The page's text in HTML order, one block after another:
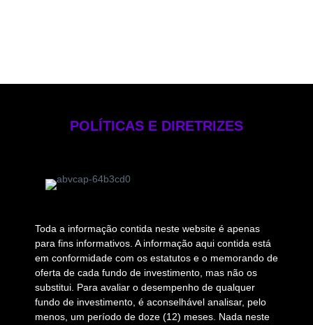
POLÍTICAS E DIRETRIZES
Toda a informação contida neste website é apenas
para fins informativos. A informação aqui contida está
em conformidade com os estatutos e o memorando de
oferta de cada fundo de investimento, mas não os
substitui. Para avaliar o desempenho de qualquer
fundo de investimento, é aconselhável analisar, pelo
menos, um período de doze (12) meses. Nada neste